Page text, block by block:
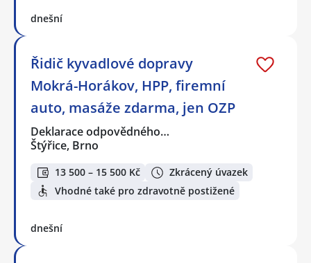
dnešní
Řidič kyvadlové dopravy
Mokrá-Horákov, HPP, firemní
auto, masáže zdarma, jen OZP
Deklarace odpovědného…
Štýřice, Brno
13 500 – 15 500 Kč
Zkrácený úvazek
Vhodné také pro zdravotně postižené
dnešní